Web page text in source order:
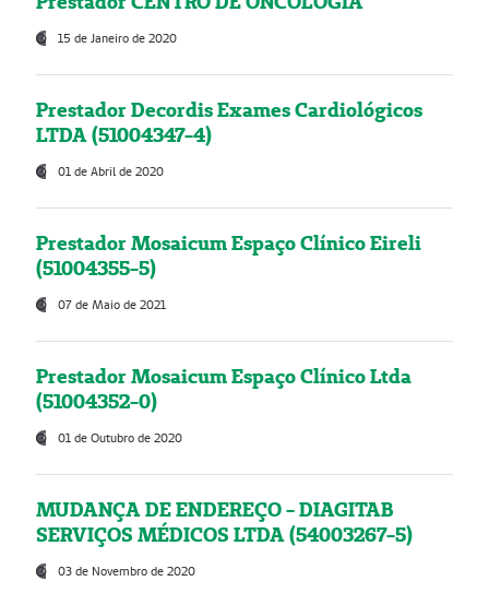
15 de Janeiro de 2020
Prestador Decordis Exames Cardiológicos
LTDA (51004347-4)
01 de Abril de 2020
Prestador Mosaicum Espaço Clínico Eireli
(51004355-5)
07 de Maio de 2021
Prestador Mosaicum Espaço Clínico Ltda
(51004352-0)
01 de Outubro de 2020
MUDANÇA DE ENDEREÇO - DIAGITAB
SERVIÇOS MÉDICOS LTDA (54003267-5)
03 de Novembro de 2020